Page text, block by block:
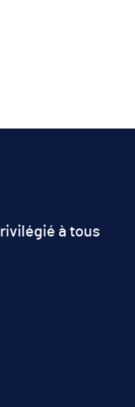
à tous